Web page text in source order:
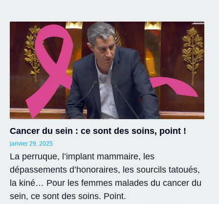
Cancer du sein : ce sont des soins, point !
janvier 29, 2025
La perruque, l’implant mammaire, les
dépassements d’honoraires, les sourcils tatoués,
la kiné… Pour les femmes malades du cancer du
sein, ce sont des soins. Point.